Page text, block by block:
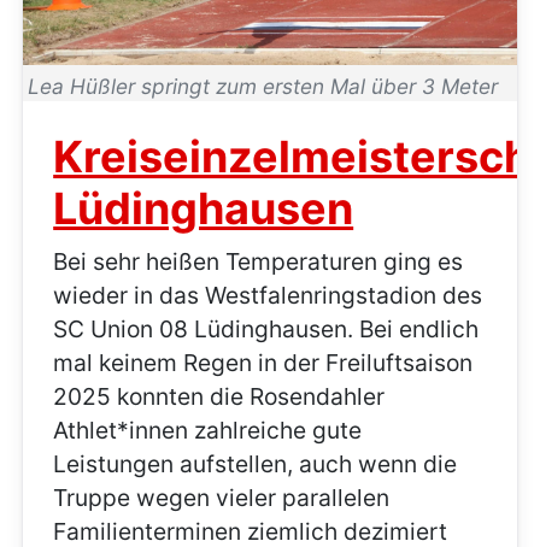
Lea Hüßler springt zum ersten Mal über 3 Meter
Lüdinghausen
Bei sehr heißen Temperaturen ging es
wieder in das Westfalenringstadion des
SC Union 08 Lüdinghausen. Bei endlich
mal keinem Regen in der Freiluftsaison
2025 konnten die Rosendahler
Athlet*innen zahlreiche gute
Leistungen aufstellen, auch wenn die
Truppe wegen vieler parallelen
Familienterminen ziemlich dezimiert